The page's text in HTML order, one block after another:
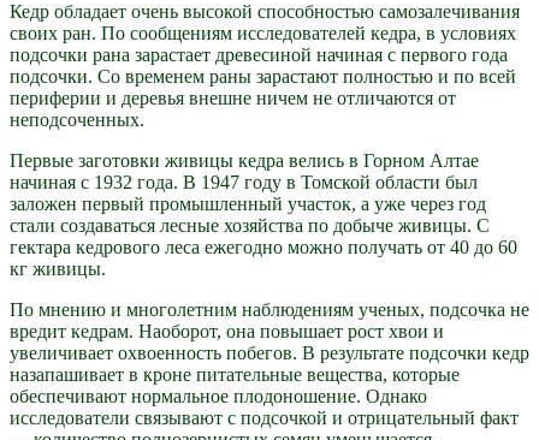
Кедр обладает очень высокой способностью самозалечивания
своих ран. По сообщениям исследователей кедра, в условиях
подсочки рана зарастает древесиной начиная с первого года
подсочки. Со временем раны зарастают полностью и по всей
периферии и деревья внешне ничем не отличаются от
неподсоченных.
Первые заготовки живицы кедра велись в Горном Алтае
начиная с 1932 года. В 1947 году в Томской области был
заложен первый промышленный участок, а уже через год
стали создаваться лесные хозяйства по добыче живицы. С
гектара кедрового леса ежегодно можно получать от 40 до 60
кг живицы.
По мнению и многолетним наблюдениям ученых, подсочка не
вредит кедрам. Наоборот, она повышает рост хвои и
увеличивает охвоенность побегов. В результате подсочки кедр
назапашивает в кроне питательные вещества, которые
обеспечивают нормальное плодоношение. Однако
исследователи связывают с подсочкой и отрицательный факт